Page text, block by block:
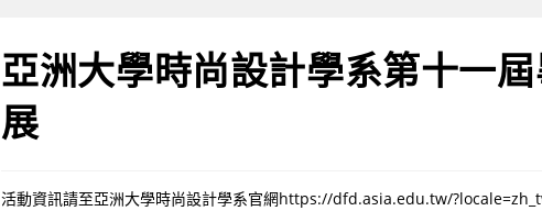
亞洲大學時尚設計學系第十一
展
活動資訊請至亞洲大學時尚設計學系官網https://dfd.asia.edu.tw/